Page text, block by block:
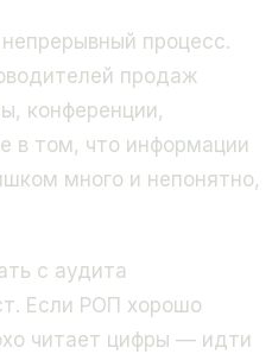
процесс.
продаж
конференции,
в том, что информации
много и непонятно,
с аудита
Если РОП хорошо
читает цифры — идти